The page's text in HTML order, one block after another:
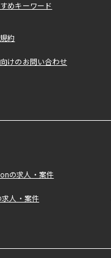
めキーワード
約
けのお問い合わせ
の求人・案件
求人・案件